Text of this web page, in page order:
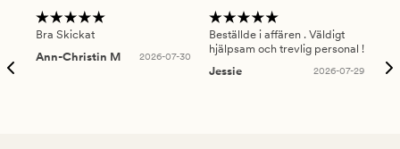
Bra Skickat
Ann-Christin M
2026-07-30
Beställde i affären . Väldigt
hjälpsam och trevlig personal !
Jessie
2026-07-29